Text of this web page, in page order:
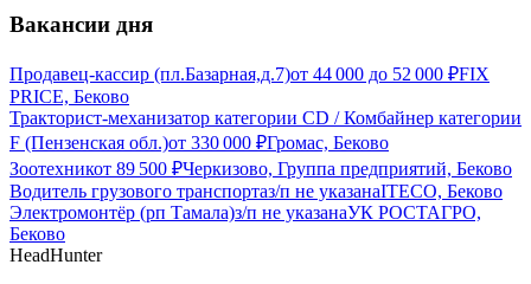
Вакансии дня
Продавец-кассир (пл.Базарная,д.7)от 44 000 до 52 000 ₽FIX
PRICE, Беково
Тракторист-механизатор категории CD / Комбайнер категории
F (Пензенская обл.)от 330 000 ₽Громас, Беково
Зоотехникот 89 500 ₽Черкизово, Группа предприятий, Беково
Водитель грузового транспортаз/п не указанаITECO, Беково
Электромонтёр (рп Тамала)з/п не указанаУК РОСТАГРО,
Беково
HeadHunter